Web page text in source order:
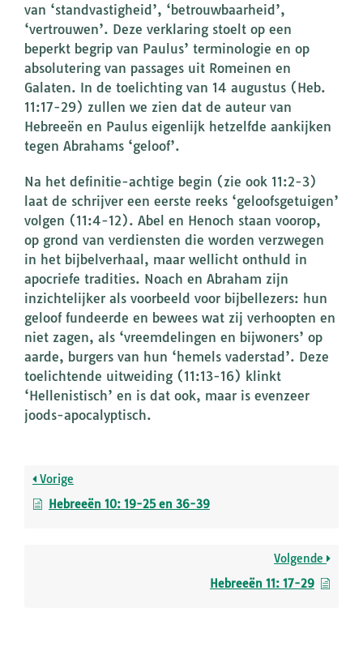
van ‘standvastigheid’, ‘betrouwbaarheid’,
‘vertrouwen’. Deze verklaring stoelt op een
beperkt begrip van Paulus’ terminologie en op
absolutering van passages uit Romeinen en
Galaten. In de toelichting van 14 augustus (Heb.
11:17-29) zullen we zien dat de auteur van
Hebreeën en Paulus eigenlijk hetzelfde aankijken
tegen Abrahams ‘geloof’.
Na het definitie-achtige begin (zie ook 11:2-3)
laat de schrijver een eerste reeks ‘geloofsgetuigen’
volgen (11:4-12). Abel en Henoch staan voorop,
op grond van verdiensten die worden verzwegen
in het bijbelverhaal, maar wellicht onthuld in
apocriefe tradities. Noach en Abraham zijn
inzichtelijker als voorbeeld voor bijbellezers: hun
geloof fundeerde en bewees wat zij verhoopten en
niet zagen, als ‘vreemdelingen en bijwoners’ op
aarde, burgers van hun ‘hemels vaderstad’. Deze
toelichtende uitweiding (11:13-16) klinkt
‘Hellenistisch’ en is dat ook, maar is evenzeer
joods-apocalyptisch.
Vorige
Hebreeën 10: 19-25 en 36-39
Volgende
Hebreeën 11: 17-29